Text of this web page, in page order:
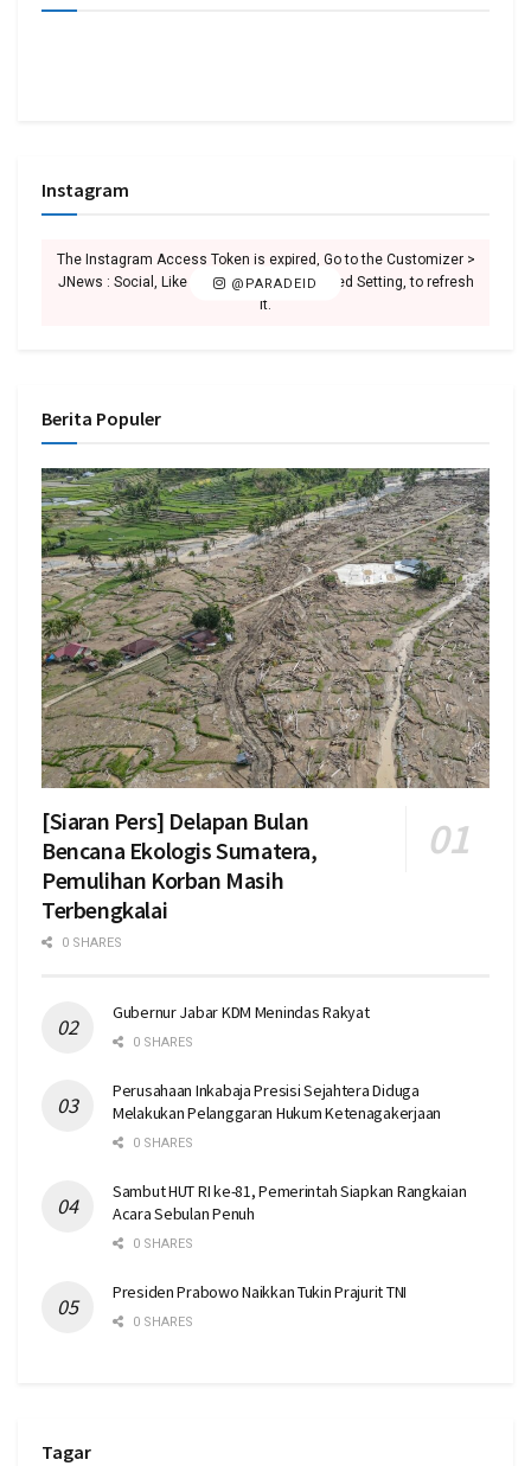
Instagram
@PARADEID
The Instagram Access Token is expired, Go to the Customizer >
JNews : Social, Like & View > Instagram Feed Setting, to refresh
it.
Berita Populer
[Siaran Pers] Delapan Bulan
Bencana Ekologis Sumatera,
Pemulihan Korban Masih
Terbengkalai
0 SHARES
Gubernur Jabar KDM Menindas Rakyat
0 SHARES
Perusahaan Inkabaja Presisi Sejahtera Diduga
Melakukan Pelanggaran Hukum Ketenagakerjaan
0 SHARES
Sambut HUT RI ke-81, Pemerintah Siapkan Rangkaian
Acara Sebulan Penuh
0 SHARES
Presiden Prabowo Naikkan Tukin Prajurit TNI
0 SHARES
Tagar